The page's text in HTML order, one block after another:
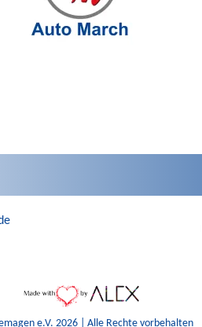
e.V. 2026 | Alle Rechte vorbehalten